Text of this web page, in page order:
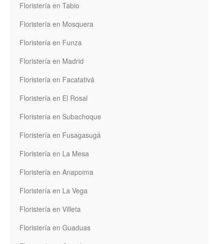
Floristería en Tabio
Floristería en Mosquera
Floristería en Funza
Floristería en Madrid
Floristería en Facatativá
Floristería en El Rosal
Floristería en Subachoque
Floristería en Fusagasugá
Floristería en La Mesa
Floristería en Anapoima
Floristería en La Vega
Floristería en Villeta
Floristería en Guaduas